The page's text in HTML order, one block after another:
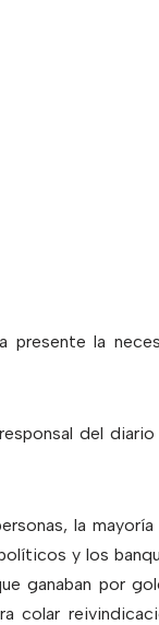
presente la
del diario
la mayoría
y los
ganaban por
colar